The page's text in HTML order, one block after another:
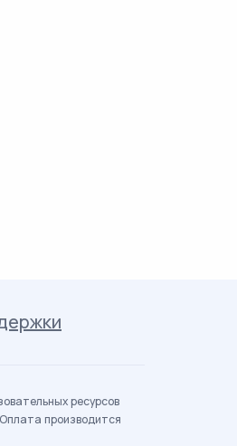
ресурсов
производится